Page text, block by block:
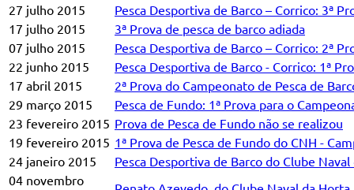
27 julho 2015
Pesca Desportiva de Barco – Corrico: 3ª
17 julho 2015
3ª Prova de pesca de barco adiada
07 julho 2015
Pesca Desportiva de Barco – Corrico: 2ª
22 junho 2015
Pesca Desportiva de Barco - Corrico: 1ª
17 abril 2015
2ª Prova do Campeonato de Pesca de
29 março 2015
Pesca de Fundo: 1ª Prova para o
23 fevereiro 2015 Prova de Pesca de Fundo não se realizou
19 fevereiro 2015 1ª Prova de Pesca de Fundo do CNH -
24 janeiro 2015
Pesca Desportiva de Barco do Clube
04 novembro